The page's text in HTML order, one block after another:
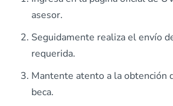
asesor.
Seguidamente realiza el envío
requerida.
Mantente atento a la obtención
beca.